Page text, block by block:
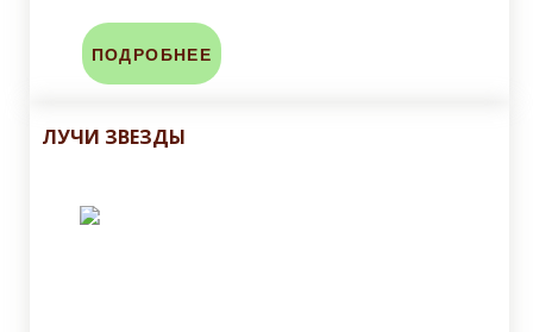
ПОДРОБНЕЕ
ЛУЧИ ЗВЕЗДЫ